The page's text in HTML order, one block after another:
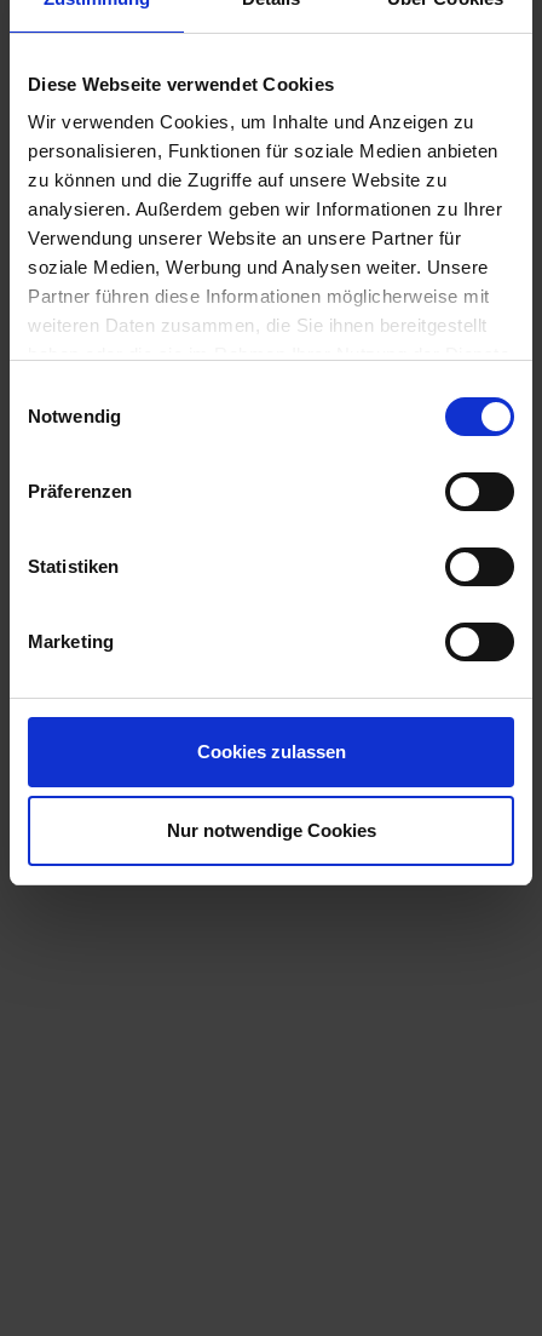
Diese Webseite verwendet Cookies
Wir verwenden Cookies, um Inhalte und Anzeigen zu
personalisieren, Funktionen für soziale Medien anbieten
zu können und die Zugriffe auf unsere Website zu
analysieren. Außerdem geben wir Informationen zu Ihrer
Verwendung unserer Website an unsere Partner für
soziale Medien, Werbung und Analysen weiter. Unsere
Partner führen diese Informationen möglicherweise mit
weiteren Daten zusammen, die Sie ihnen bereitgestellt
Notwendig
Präferenzen
Statistiken
Marketing
Cookies zulassen
Nur notwendige Cookies